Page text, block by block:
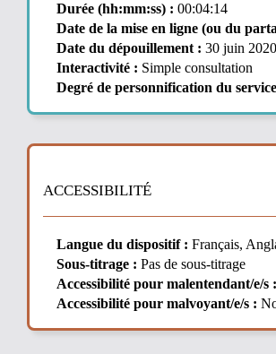
Durée (hh:mm:ss) : 00:04:14
Date de la mise en ligne (ou du
Date du dépouillement : 30 juin 2020
Interactivité : Simple consultation
Degré de personnification du
ACCESSIBILITÉ
Langue du dispositif : Français,
Sous-titrage : Pas de sous-titrage
Accessibilité pour malentendant/e/s :
Accessibilité pour malvoyant/e/s :